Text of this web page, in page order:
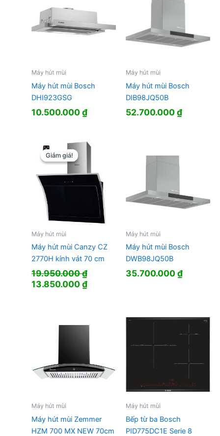
Máy hút mùi
Máy hút mùi Bosch
DHI923GSG
10.500.000₫
Máy hút mùi
Máy hút mùi Bosch
DIB98JQ50B
52.700.000₫
Giảm giá!
Giảm giá!
Máy hút mùi
Máy hút mùi Canzy CZ
2770H kính vát 70 cm
19.950.000₫
Giá
13.850.000₫Giá
13.850.000 ₫.
Máy hút mùi
Máy hút mùi Bosch
DWB98JQ50B
35.700.000₫
Máy hút mùi
Máy hút mùi Zemmer
HZM 700 MX NEW 70cm
Máy hút mùi
Bếp từ ba Bosch
PID775DC1E Serie 8